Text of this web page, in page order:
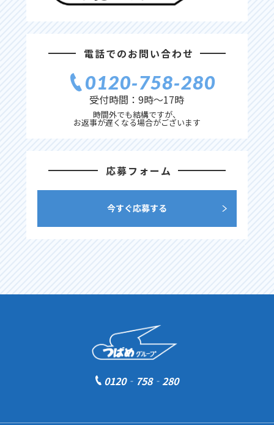
電話でのお問い合わせ
0120‐758‐280
受付時間：9時〜17時
時間外でも結構ですが、
お返事が遅くなる場合がございます
応募フォーム
今すぐ応募する
0120‐758‐280